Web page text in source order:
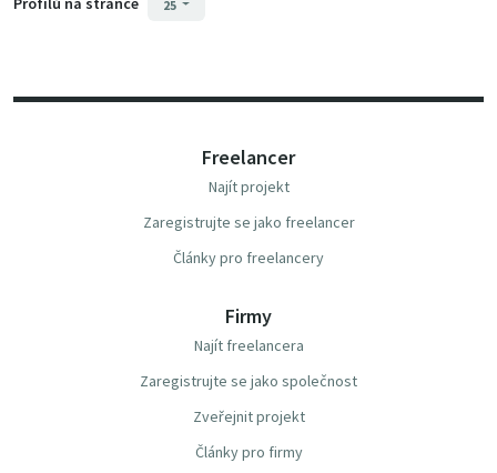
25
Freelancer
Najít projekt
Zaregistrujte se jako freelancer
Články pro freelancery
Firmy
Najít freelancera
Zaregistrujte se jako společnost
Zveřejnit projekt
Články pro firmy